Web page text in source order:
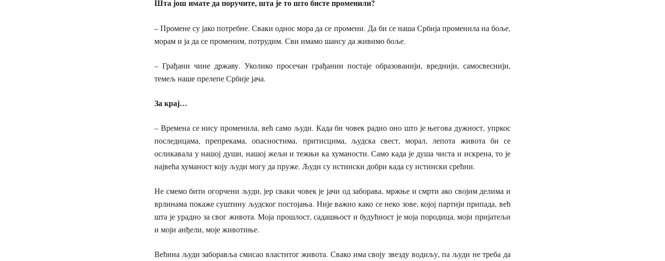
Шта још имате да поручите, шта је то што бисте променили?
– Промене су јако потребне. Сваки однос мора да се промени. Да би се наша Србија променила на боље,
морам и ја да се променим, потрудим. Сви имамо шансу да живимо боље.
– Грађани чине државу. Уколико просечан грађанин постаје образованији, вреднији, самосвеснији,
темељ наше прелепе Србије јача.
За крај…
– Времена се нису променила, већ само људи. Када би човек радио оно што је његова дужност, упркос
последицама, препрекама, опасностима, притисцима, људска свест, морал, лепота живота би се
осликавала у нашој души, нашој жељи и тежњи ка хуманости. Само када је душа чиста и искрена, то је
највећа хуманост коју људи могу да пруже. Људи су истински добри када су истински срећни.
Не смемо бити огорчени људи, јер сваки човек је јачи од заборава, мржње и смрти ако својим делима и
врлинама покаже суштину људског постојања. Није важно како се неко зове, којој партији припада, већ
шта је урадио за свог живота. Моја прошлост, садашњост и будућност је моја породица, моји пријатељи
и моји анђели, моје животиње.
Већина људи заборавља смисао властитог живота. Свако има своју звезду водиљу, па људи не треба да